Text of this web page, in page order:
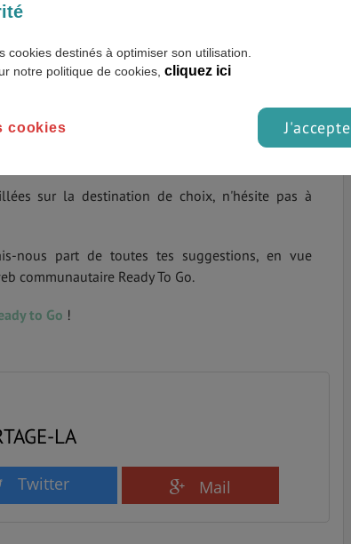
sur la destination de choix, n'hésite pas à
nous part de toutes tes suggestions, en vue
communautaire Ready To Go.
to Go !
LA
Twitter Mail
cookies destinés à optimiser son utilisation.
notre politique de cookies, cliquez ici
J'accepte
cookies